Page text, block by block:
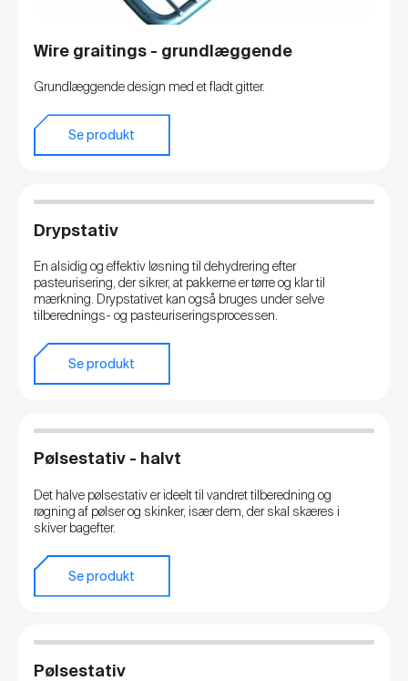
Wire graitings - grundlæggende
Grundlæggende design med et fladt gitter.
Se produkt
Drypstativ
En alsidig og effektiv løsning til dehydrering efter
pasteurisering, der sikrer, at pakkerne er tørre og klar til
mærkning. Drypstativet kan også bruges under selve
tilberednings- og pasteuriseringsprocessen.
Se produkt
Pølsestativ - halvt
Det halve pølsestativ er ideelt til vandret tilberedning og
røgning af pølser og skinker, især dem, der skal skæres i
skiver bagefter.
Se produkt
Pølsestativ